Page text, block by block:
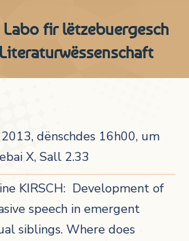
fir lëtzebuergesch
dënschdes 16h00, um
X, Sall 2.33
KIRSCH: Development of
speech in emergent
siblings. Where does